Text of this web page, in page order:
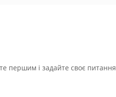
першим і задайте своє